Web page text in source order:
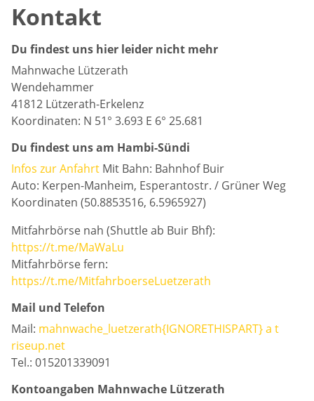
Kontakt
Du findest uns hier leider nicht mehr
Mahnwache Lützerath
Wendehammer
41812 Lützerath-Erkelenz
Koordinaten: N 51° 3.693 E 6° 25.681
Du findest uns am Hambi-Sündi
Infos zur Anfahrt Mit Bahn: Bahnhof Buir
Auto: Kerpen-Manheim, Esperantostr. / Grüner Weg
Koordinaten (50.8853516, 6.5965927)
Mitfahrbörse nah (Shuttle ab Buir Bhf):
https://t.me/MaWaLu
Mitfahrbörse fern:
https://t.me/MitfahrboerseLuetzerath
Mail und Telefon
Mail: mahnwache_luetzerath{IGNORETHISPART} a t
riseup.net
Tel.: 015201339091
Kontoangaben Mahnwache Lützerath